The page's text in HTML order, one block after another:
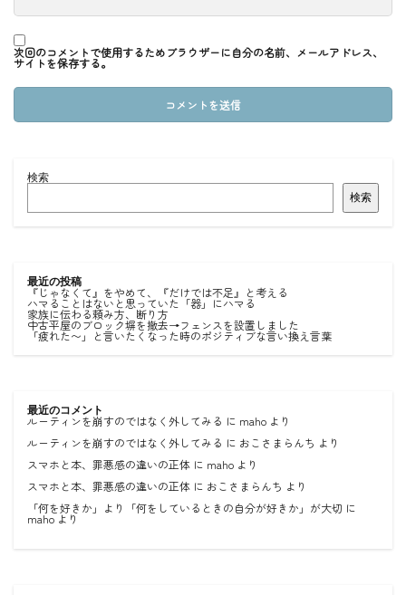
次回のコメントで使用するためブラウザーに自分の名前、メールアドレス、
サイトを保存する。
検索
検索
最近の投稿
『じゃなくて』をやめて、『だけでは不足』と考える
ハマることはないと思っていた「器」にハマる
家族に伝わる頼み方、断り方
中古平屋のブロック塀を撤去→フェンスを設置しました
「疲れた〜」と言いたくなった時のポジティブな言い換え言葉
最近のコメント
ルーティンを崩すのではなく外してみる に maho より
ルーティンを崩すのではなく外してみる に おこさまらんち より
スマホと本、罪悪感の違いの正体 に maho より
スマホと本、罪悪感の違いの正体 に おこさまらんち より
「何を好きか」より「何をしているときの自分が好きか」が大切 に
mahoより